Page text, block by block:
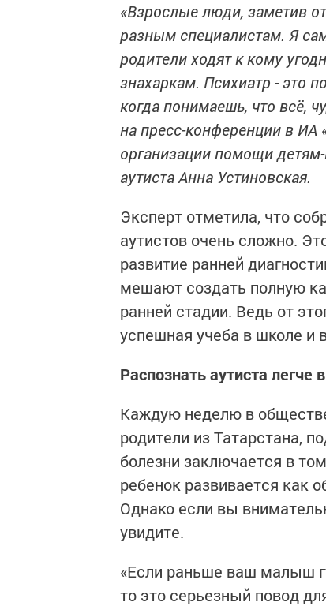
«Взрослые люди, заметив
разным специалистам. Я
родители ходят к кому
знахаркам. Психиатр - это
когда понимаешь, что всё,
на пресс-конференции в ИА
организации помощи
аутиста Анна Устиновская.
Эксперт отметила, что
аутистов очень сложно.
развитие ранней
мешают создать полную
ранней стадии. Ведь от
успешная учеба в школе и
Распознать аутиста легче
Каждую неделю в
родители из Татарстана,
болезни заключается в
ребенок развивается как
Однако если вы
увидите.
«Если раньше ваш малыш
то это серьезный повод